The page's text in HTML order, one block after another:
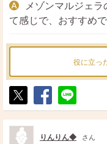
メゾンマルジェ
て感じで、おすすめで
役に立っ
ポ
ス
ト
シ
ェ
送
る
りんりん◆ さん